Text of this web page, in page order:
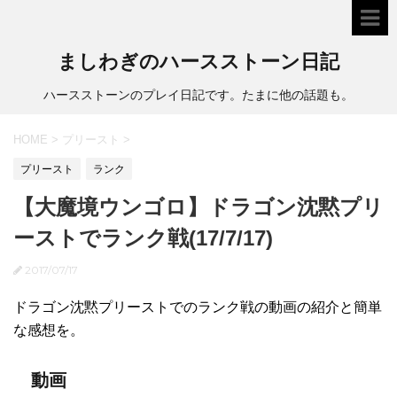
ましわぎのハースストーン日記
ハースストーンのプレイ日記です。たまに他の話題も。
HOME > プリースト >
プリースト ランク
【大魔境ウンゴロ】ドラゴン沈黙プリ
ーストでランク戦(17/7/17)
2017/07/17
ドラゴン沈黙プリーストでのランク戦の動画の紹介と簡単
な感想を。
動画